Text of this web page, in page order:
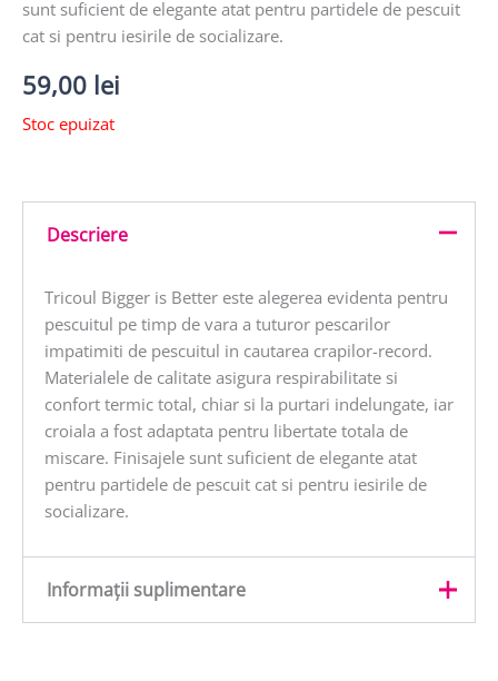
sunt suficient de elegante atat pentru partidele de pescuit
cat si pentru iesirile de socializare.
59,00 lei
Stoc epuizat
Descriere
Tricoul Bigger is Better este alegerea evidenta pentru
pescuitul pe timp de vara a tuturor pescarilor
impatimiti de pescuitul in cautarea crapilor-record.
Materialele de calitate asigura respirabilitate si
confort termic total, chiar si la purtari indelungate, iar
croiala a fost adaptata pentru libertate totala de
miscare. Finisajele sunt suficient de elegante atat
pentru partidele de pescuit cat si pentru iesirile de
socializare.
Informații suplimentare